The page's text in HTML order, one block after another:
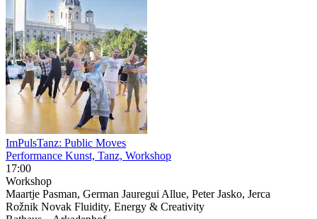
ImPulsTanz: Public Moves
Performance Kunst, Tanz, Workshop
17:00
Workshop
Maartje Pasman, German Jauregui Allue, Peter Jasko, Jerca
Rožnik Novak Fluidity, Energy & Creativity